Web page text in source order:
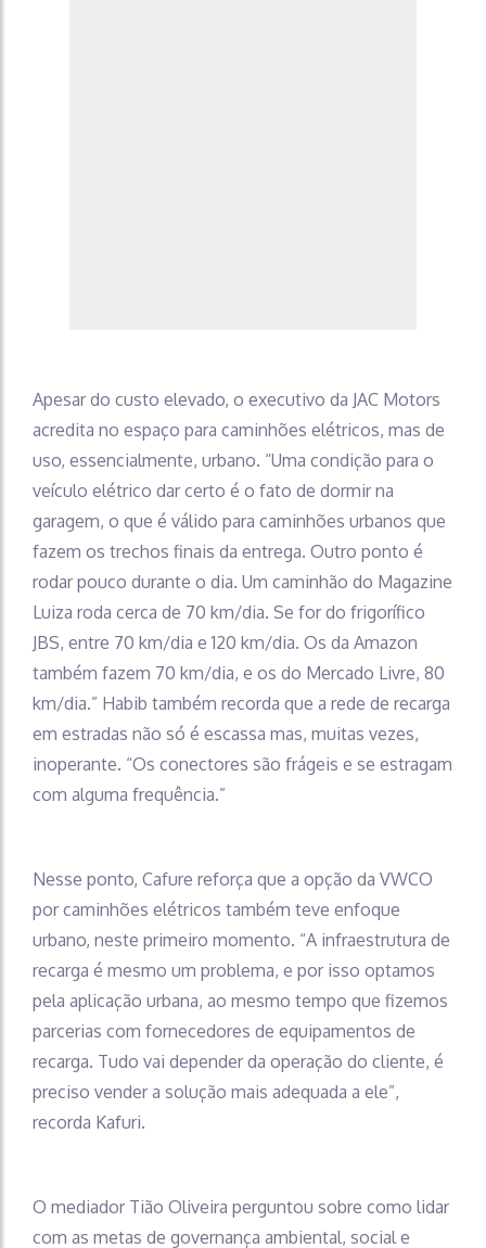
Apesar do custo elevado, o executivo da JAC Motors
acredita no espaço para caminhões elétricos, mas de
uso, essencialmente, urbano. “Uma condição para o
veículo elétrico dar certo é o fato de dormir na
garagem, o que é válido para caminhões urbanos que
fazem os trechos finais da entrega. Outro ponto é
rodar pouco durante o dia. Um caminhão do Magazine
Luiza roda cerca de 70 km/dia. Se for do frigorífico
JBS, entre 70 km/dia e 120 km/dia. Os da Amazon
também fazem 70 km/dia, e os do Mercado Livre, 80
km/dia.” Habib também recorda que a rede de recarga
em estradas não só é escassa mas, muitas vezes,
inoperante. “Os conectores são frágeis e se estragam
com alguma frequência.”
Nesse ponto, Cafure reforça que a opção da VWCO
por caminhões elétricos também teve enfoque
urbano, neste primeiro momento. “A infraestrutura de
recarga é mesmo um problema, e por isso optamos
pela aplicação urbana, ao mesmo tempo que fizemos
parcerias com fornecedores de equipamentos de
recarga. Tudo vai depender da operação do cliente, é
preciso vender a solução mais adequada a ele”,
recorda Kafuri.
O mediador Tião Oliveira perguntou sobre como lidar
com as metas de governança ambiental, social e